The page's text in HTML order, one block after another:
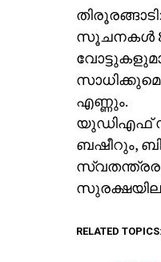
സൂചനകള്‍
എണ്ണും.
യുഡിഎഫ്
ബഷീറും,
RELATED TOPICS: